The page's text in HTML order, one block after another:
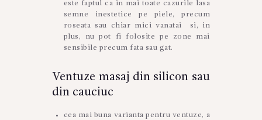
este faptul ca in mai toate cazurile lasa
semne inestetice pe piele, precum
roseata sau chiar mici vanatai si, in
plus, nu pot fi folosite pe zone mai
sensibile precum fata sau gat.
Ventuze masaj din silicon sau
din cauciuc
cea mai buna varianta pentru ventuze, a